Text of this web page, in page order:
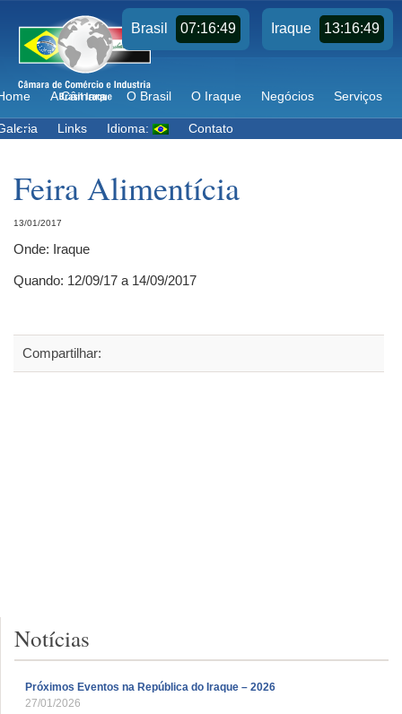
A Câmara O Brasil O Iraque Negócios Serviços
Links Idioma: Contato
Brasil 07:16:49 Iraque 13:16:49
Feira Alimentícia
13/01/2017
Onde: Iraque
Quando: 12/09/17 a 14/09/2017
Compartilhar:
Notícias
Próximos Eventos na República do Iraque – 2026
27/01/2026